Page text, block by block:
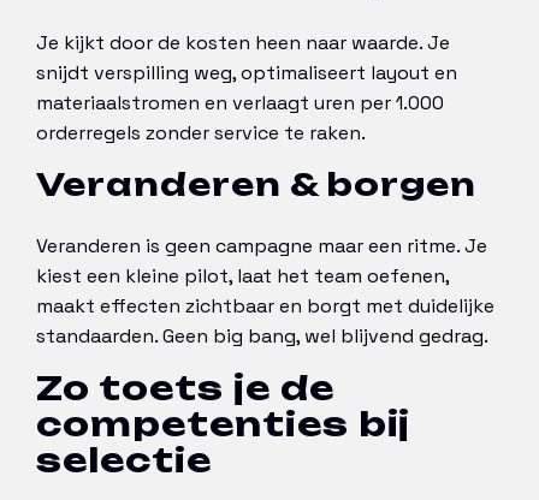
Je kijkt door de kosten heen naar waarde. Je
snijdt verspilling weg, optimaliseert layout en
materiaalstromen en verlaagt uren per 1.000
orderregels zonder service te raken.
Veranderen & borgen
Veranderen is geen campagne maar een ritme. Je
kiest een kleine pilot, laat het team oefenen,
maakt effecten zichtbaar en borgt met duidelijke
standaarden. Geen big bang, wel blijvend gedrag.
Zo toets je de
competenties bij
selectie